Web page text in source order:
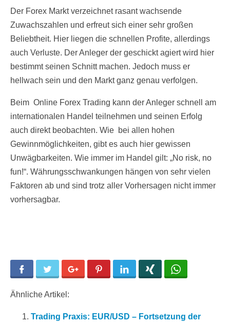
Der Forex Markt verzeichnet rasant wachsende
Zuwachszahlen und erfreut sich einer sehr großen
Beliebtheit. Hier liegen die schnellen Profite, allerdings
auch Verluste. Der Anleger der geschickt agiert wird hier
bestimmt seinen Schnitt machen. Jedoch muss er
hellwach sein und den Markt ganz genau verfolgen.
Beim Online Forex Trading kann der Anleger schnell am
internationalen Handel teilnehmen und seinen Erfolg
auch direkt beobachten. Wie bei allen hohen
Gewinnmöglichkeiten, gibt es auch hier gewissen
Unwägbarkeiten. Wie immer im Handel gilt: „No risk, no
fun!“. Währungsschwankungen hängen von sehr vielen
Faktoren ab und sind trotz aller Vorhersagen nicht immer
vorhersagbar.
Facebook Twitter Google+ Pinterest LinkedIn
Ähnliche Artikel:
Trading Praxis: EUR/USD – Fortsetzung der